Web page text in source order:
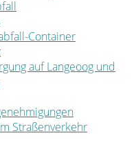
Container
auf Langeoog und
Straßenverkehr